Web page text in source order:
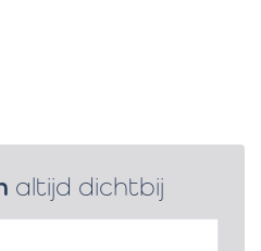
altijd dichtbij